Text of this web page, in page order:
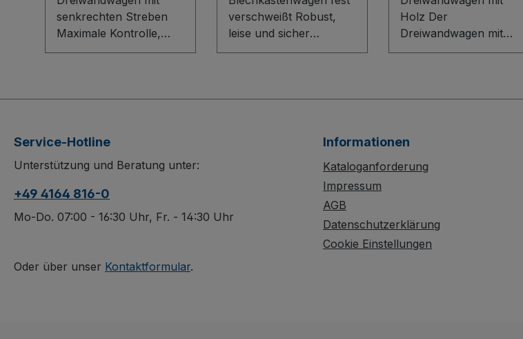
senkrechten Streben
Maximale Kontrolle,
hohe Belastung und
senkrechten Streben
stabile
Stahlschweißkonstrukti
wasserfest verleimten
Sperrholzboden mit
Stirn- und Längswände
verschweißt Robust,
leise und sicher
unterwegs: Der
durch seine stabile
Rohrschiebegriff. Hohe
Stirn- und Längswände
(810 mm), eine halb
Längswand und ein
offener, dauerhaft
oberflächengeschützter
Holz Der
Dreiwandwagen mit
Holz vereint
robuster Ästhetik. Die
die
Holzwerkstoffplatten
Die 500 mm hohe,
herausnehmbare
Service-Hotline
Unterstützung und Beratung unter:
+49 4164 816-0
Mo-Do. 07:00 - 16:30 Uhr, Fr. - 14:30 Uhr
Oder über unser Kontaktformular.
Informationen
Kataloganforderung
Impressum
AGB
Datenschutzerklärung
Cookie Einstellungen